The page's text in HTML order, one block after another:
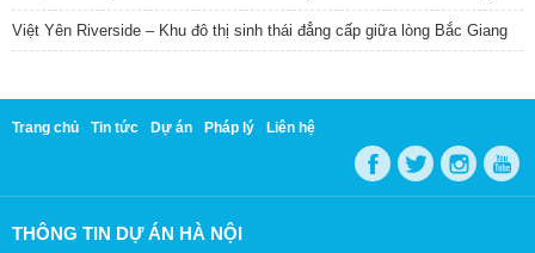
Việt Yên Riverside – Khu đô thị sinh thái đẳng cấp giữa lòng Bắc Giang
Trang chủ Tin tức Dự án Pháp lý Liên hệ
THÔNG TIN DỰ ÁN HÀ NỘI